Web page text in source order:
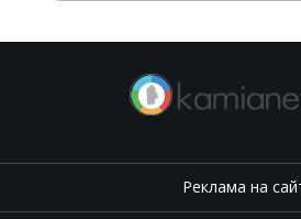
Реклама на